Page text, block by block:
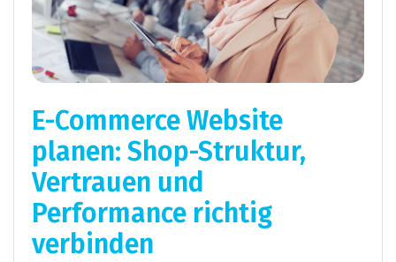
E-Commerce Website
planen: Shop-Struktur,
Vertrauen und
Performance richtig
verbinden